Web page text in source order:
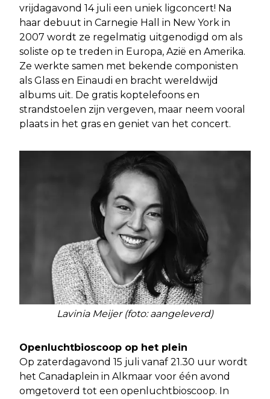
vrijdagavond 14 juli een uniek ligconcert! Na
haar debuut in Carnegie Hall in New York in
2007 wordt ze regelmatig uitgenodigd om als
soliste op te treden in Europa, Azië en Amerika.
Ze werkte samen met bekende componisten
als Glass en Einaudi en bracht wereldwijd
albums uit. De gratis koptelefoons en
strandstoelen zijn vergeven, maar neem vooral
plaats in het gras en geniet van het concert.
Lavinia Meijer (foto: aangeleverd)
Openluchtbioscoop op het plein
Op zaterdagavond 15 juli vanaf 21.30 uur wordt
het Canadaplein in Alkmaar voor één avond
omgetoverd tot een openluchtbioscoop. In